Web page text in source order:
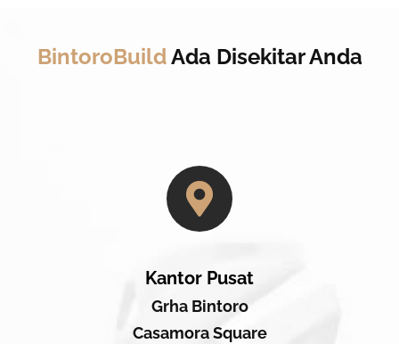
BintoroBuildAda Disekitar Anda
Kantor Pusat
Grha Bintoro
Casamora Square